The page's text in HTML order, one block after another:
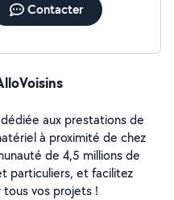
Contacter
aux prestations de
à proximité de chez
de 4,5 millions de
particuliers, et facilitez
vos projets !